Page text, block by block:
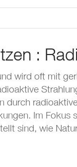
:
wird oft mit
durch
Im Fokus
sind, wie